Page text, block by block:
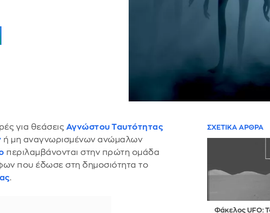
για θεάσεις Αγνώστου Ταυτότητας
ή μη αναγνωρισμένων ανώμαλων
περιλαμβάνονται στην πρώτη ομάδα
που έδωσε στη δημοσιότητα το
.
ΣΧΕΤΙΚΑ ΑΡΘΡΑ
Φάκελος UFO: